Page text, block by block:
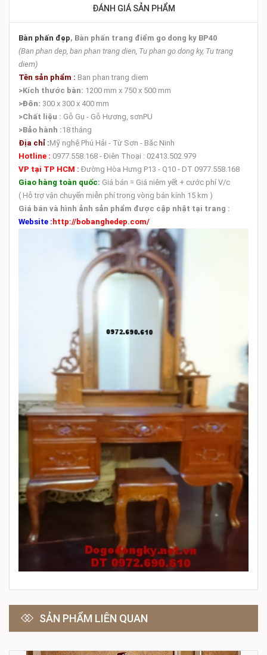
ĐÁNH GIÁ SẢN PHẨM
Bàn phấn đẹp, Bàn phấn trang điểm go dong ky BP40
(Ban phan dep, ban phan trang dien, Tu phan go dong ky, Tu trang
diem)
Tên sản phẩm : Ban phan trang diem
>Kích thước bàn: 1200 mm x 750 x 500 mm
>Đôn: 300 x 300 x 400 mm
>Chất liệu : Gỗ Gụ - Gỗ Hương, sơnPU
>Bảo hành :18 tháng
Địa chỉ :Mỹ nghệ Phú Hải - Từ Sơn - Băc Ninh
Hotline : 0977.558.168 - Điên Thoại : 02413.502.979
VP tại TP HCM : Đường Hòa Hưng P13 - Q10 - DT 0977.558.168
Giao hàng toàn quốc: Giá bán = Giá niêm yết + cước phí V/c
( Hỗ trợ vận chuyển miễn phí trong vòng bán kính 15 km )
Giá bán và hình ảnh sản phẩm được cập nhật tại trang :
Website : http://bobanghedep.com/
SẢN PHẨM LIÊN QUAN